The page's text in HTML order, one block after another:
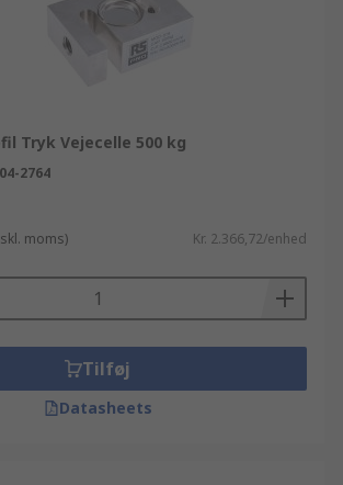
Tryk Vejecelle 500 kg
2764
moms) Kr. 2.366,72/enhed
Tilføj
Datasheets